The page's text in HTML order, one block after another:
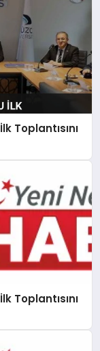
Toplantısını
Toplantısını